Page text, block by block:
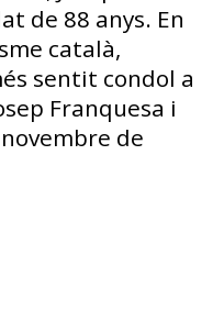
de 88 anys. En
català,
sentit condol a
Franquesa i
de